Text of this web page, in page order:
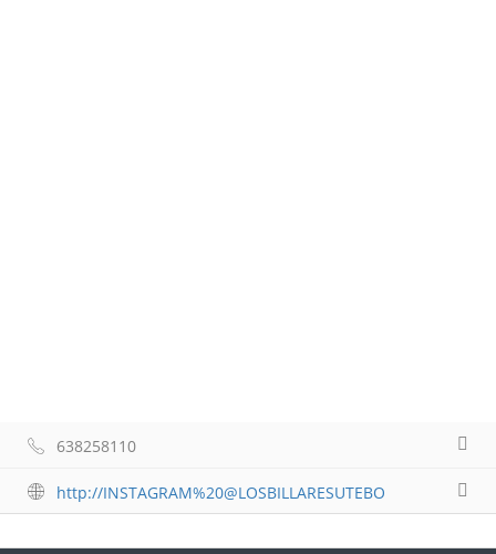
638258110
http://INSTAGRAM%20@LOSBILLARESUTEBO